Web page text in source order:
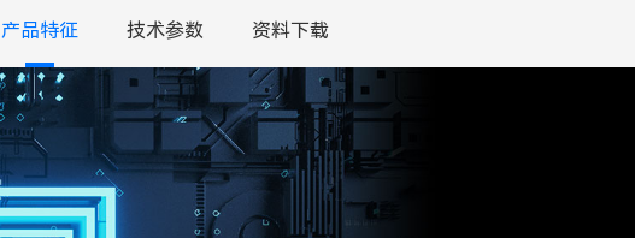
产品特征 技术参数 资料下载